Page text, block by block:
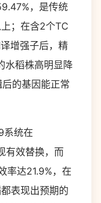
，是传统
；在含2个TC
增强子后，精
水稻株高明显降
的基因能正常
统在
有效替换，而
率达21.9%，在
表现出预期的